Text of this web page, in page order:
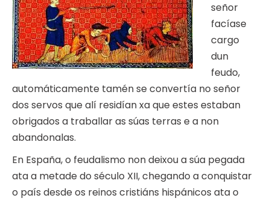
señor
facíase
cargo
dun
feudo,
automáticamente tamén se convertía no señor
dos servos que alí residían xa que estes estaban
obrigados a traballar as súas terras e a non
abandonalas.
En España, o feudalismo non deixou a súa pegada
ata a metade do século XII, chegando a conquistar
o país desde os reinos cristiáns hispánicos ata o